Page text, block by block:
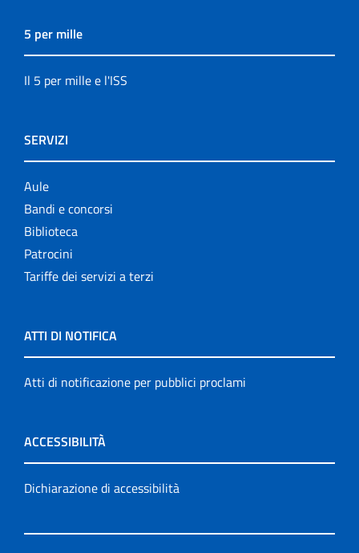
5 per mille
Il 5 per mille e l'ISS
SERVIZI
Aule
Bandi e concorsi
Biblioteca
Patrocini
Tariffe dei servizi a terzi
ATTI DI NOTIFICA
Atti di notificazione per pubblici proclami
ACCESSIBILITÀ
Dichiarazione di accessibilità